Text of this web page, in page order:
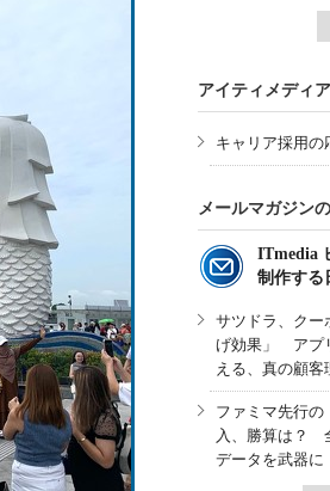
アイティメディ
キャリア採用の
メールマガジン
ITmedia
制作する
サツドラ、クー
げ効果」 アプ
える、真の顧客
ファミマ先行の
入、勝算は？
データを武器に